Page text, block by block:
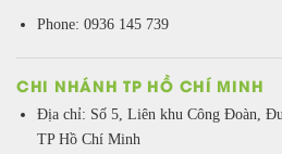
Phone: 0936 145 739
CHI NHÁNH TP HỒ CHÍ MINH
Địa chỉ: Số 5, Liên khu Công Đoàn,
TP Hồ Chí Minh